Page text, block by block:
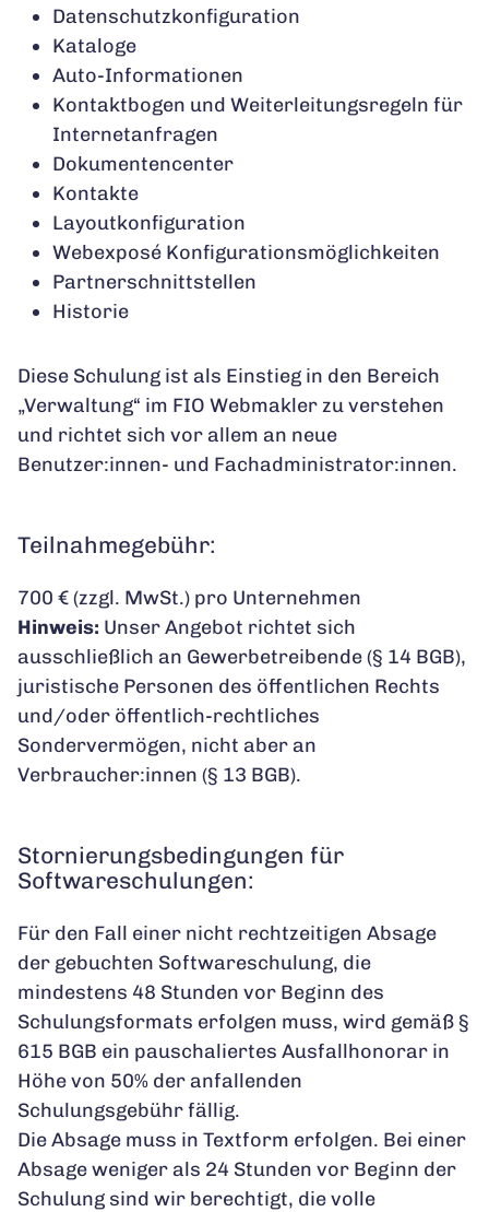
Datenschutzkonfiguration
Kataloge
Auto-Informationen
Kontaktbogen und Weiterleitungsregeln für
Internetanfragen
Dokumentencenter
Kontakte
Layoutkonfiguration
Webexposé Konfigurationsmöglichkeiten
Partnerschnittstellen
Historie
Diese Schulung ist als Einstieg in den Bereich
„Verwaltung“ im FIO Webmakler zu verstehen
und richtet sich vor allem an neue
Benutzer:innen- und Fachadministrator:innen.
Teilnahmegebühr:
700 € (zzgl. MwSt.) pro Unternehmen
Hinweis: Unser Angebot richtet sich
ausschließlich an Gewerbetreibende (§ 14 BGB),
juristische Personen des öffentlichen Rechts
und/oder öffentlich-rechtliches
Sondervermögen, nicht aber an
Verbraucher:innen (§ 13 BGB).
Stornierungsbedingungen für
Softwareschulungen:
Für den Fall einer nicht rechtzeitigen Absage
der gebuchten Softwareschulung, die
mindestens 48 Stunden vor Beginn des
Schulungsformats erfolgen muss, wird gemäß §
615 BGB ein pauschaliertes Ausfallhonorar in
Höhe von 50% der anfallenden
Schulungsgebühr fällig.
Die Absage muss in Textform erfolgen. Bei einer
Absage weniger als 24 Stunden vor Beginn der
Schulung sind wir berechtigt, die volle